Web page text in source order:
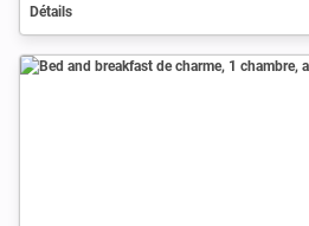
Détails